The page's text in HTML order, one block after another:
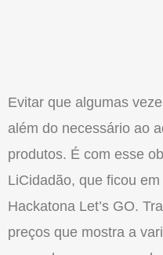
Evitar que algumas
além do necessário ao
produtos. É com esse
LiCidadão, que ficou
Hackatona Let’s GO.
preços que mostra a